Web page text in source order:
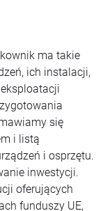
ma takie
ich instalacji,
się
i listą
i osprzętu.
inwestycji.
oferujących
funduszy UE,